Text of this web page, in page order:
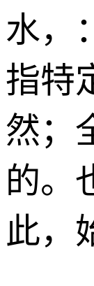
水，
指特
然；
的。
此，